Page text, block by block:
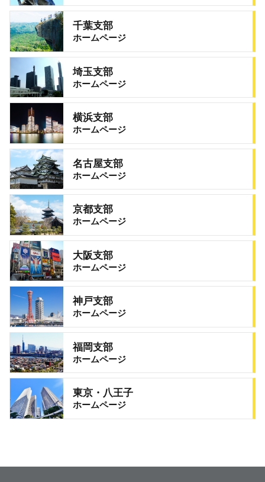
千葉支部
ホームページ
埼玉支部
ホームページ
横浜支部
ホームページ
名古屋支部
ホームページ
京都支部
ホームページ
大阪支部
ホームページ
神戸支部
ホームページ
福岡支部
ホームページ
東京・八王子
ホームページ